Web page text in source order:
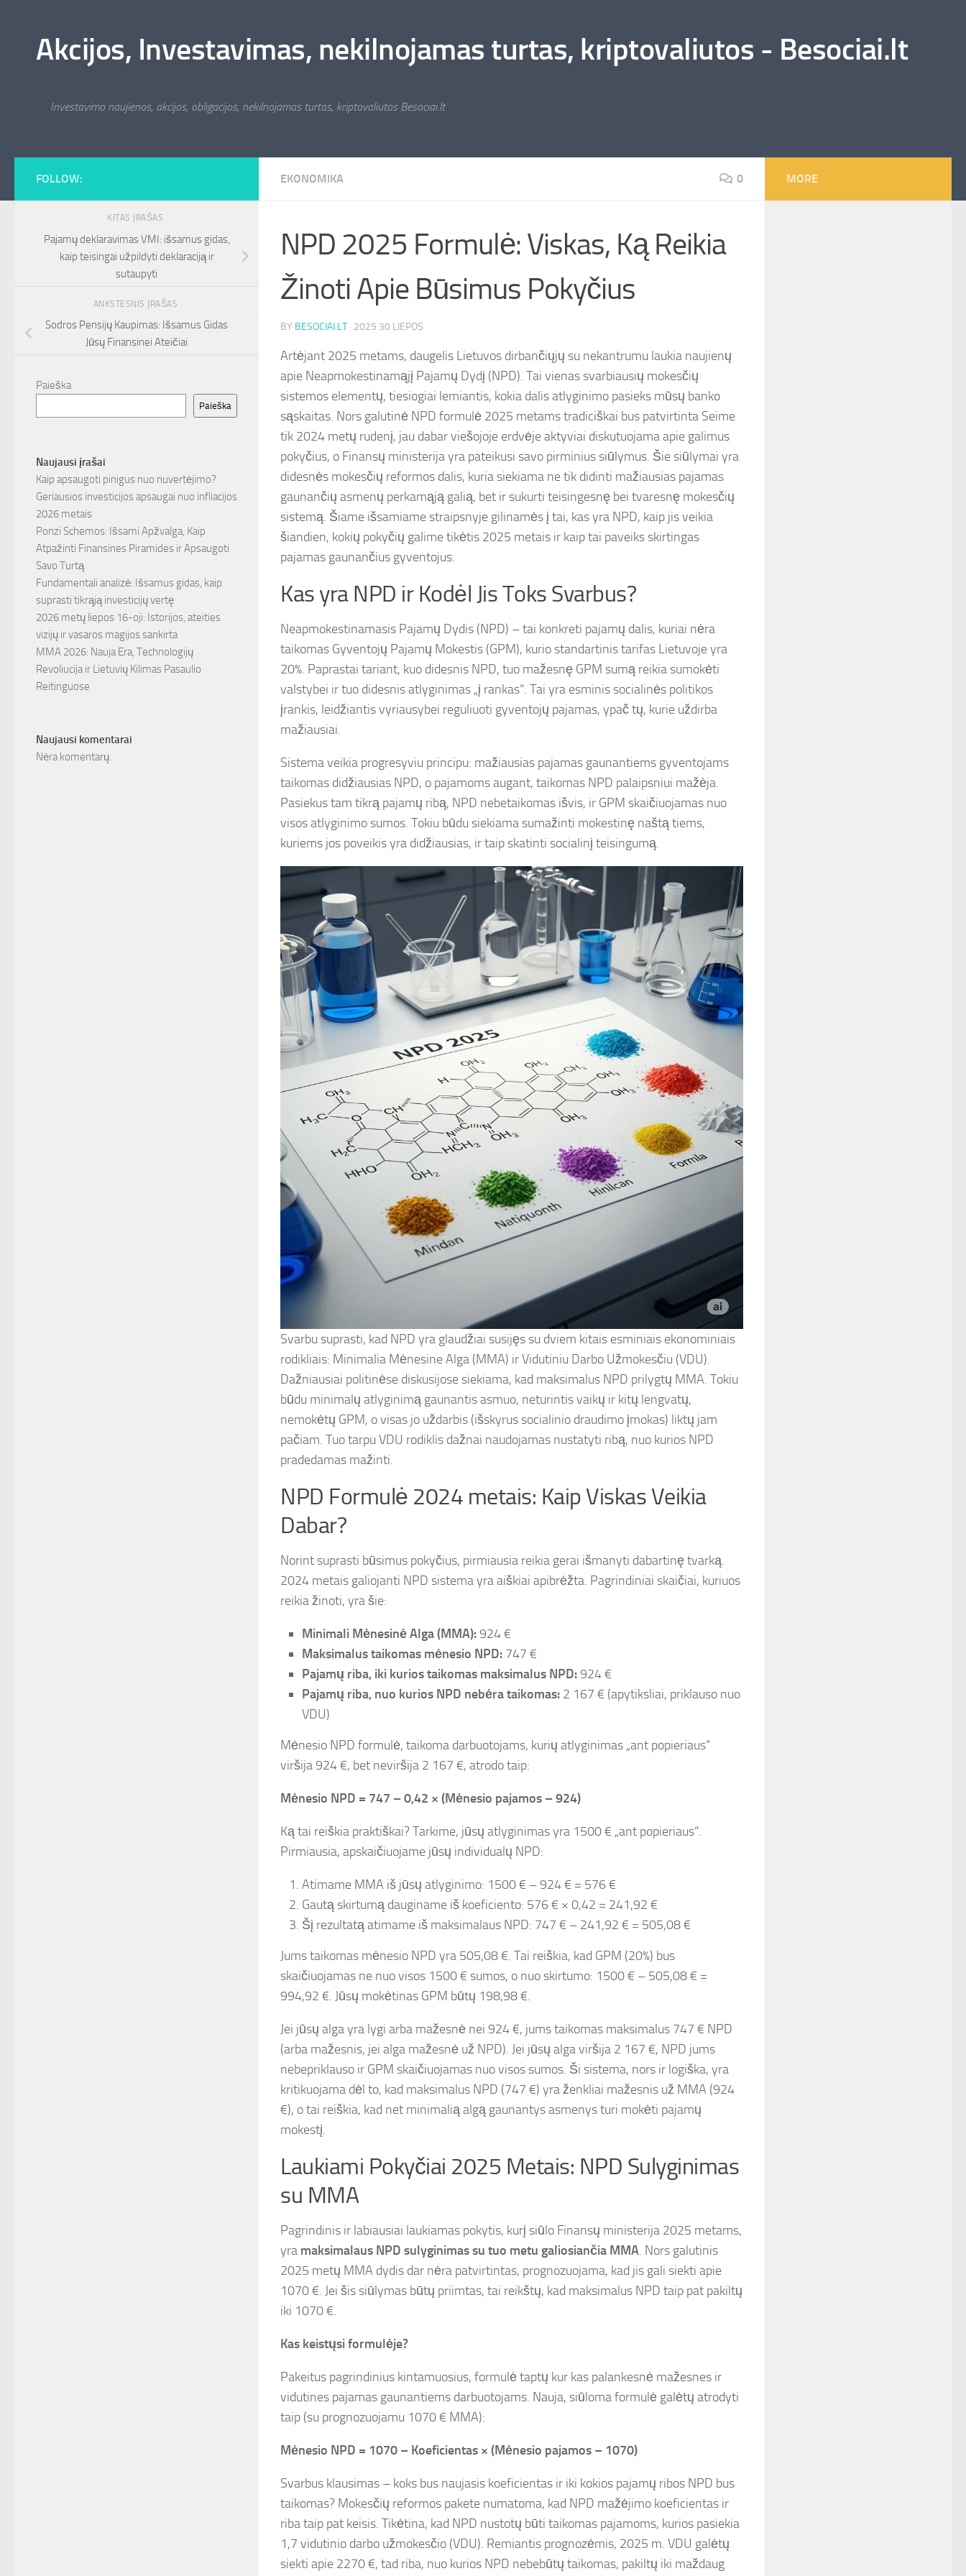
Akcijos, Investavimas, nekilnojamas turtas, kriptovaliutos - Besociai.lt
Investavimo naujienos, akcijos, obligacijos, nekilnojamas turtas, kriptovaliutos Besociai.lt
EKONOMIKA 0
NPD 2025 Formulė: Viskas, Ką Reikia
Žinoti Apie Būsimus Pokyčius
BY BESOCIAI.LT · 2025 30 LIEPOS
Artėjant 2025 metams, daugelis Lietuvos dirbančiųjų su nekantrumu laukia naujienų
apie Neapmokestinamąjį Pajamų Dydį (NPD). Tai vienas svarbiausių mokesčių
sistemos elementų, tiesiogiai lemiantis, kokia dalis atlyginimo pasieks mūsų banko
sąskaitas. Nors galutinė NPD formulė 2025 metams tradiciškai bus patvirtinta Seime
tik 2024 metų rudenį, jau dabar viešojoje erdvėje aktyviai diskutuojama apie galimus
pokyčius, o Finansų ministerija yra pateikusi savo pirminius siūlymus. Šie siūlymai yra
didesnės mokesčių reformos dalis, kuria siekiama ne tik didinti mažiausias pajamas
gaunančių asmenų perkamąją galią, bet ir sukurti teisingesnę bei tvaresnę mokesčių
sistemą. Šiame išsamiame straipsnyje gilinamės į tai, kas yra NPD, kaip jis veikia
šiandien, kokių pokyčių galime tikėtis 2025 metais ir kaip tai paveiks skirtingas
pajamas gaunančius gyventojus.
Kas yra NPD ir Kodėl Jis Toks Svarbus?
Neapmokestinamasis Pajamų Dydis (NPD) – tai konkreti pajamų dalis, kuriai nėra
taikomas Gyventojų Pajamų Mokestis (GPM), kurio standartinis tarifas Lietuvoje yra
20%. Paprastai tariant, kuo didesnis NPD, tuo mažesnę GPM sumą reikia sumokėti
valstybei ir tuo didesnis atlyginimas „į rankas“. Tai yra esminis socialinės politikos
įrankis, leidžiantis vyriausybei reguliuoti gyventojų pajamas, ypač tų, kurie uždirba
mažiausiai.
Sistema veikia progresyviu principu: mažiausias pajamas gaunantiems gyventojams
taikomas didžiausias NPD, o pajamoms augant, taikomas NPD palaipsniui mažėja.
Pasiekus tam tikrą pajamų ribą, NPD nebetaikomas išvis, ir GPM skaičiuojamas nuo
visos atlyginimo sumos. Tokiu būdu siekiama sumažinti mokestinę naštą tiems,
kuriems jos poveikis yra didžiausias, ir taip skatinti socialinį teisingumą.
Svarbu suprasti, kad NPD yra glaudžiai susijęs su dviem kitais esminiais ekonominiais
rodikliais: Minimalia Mėnesine Alga (MMA) ir Vidutiniu Darbo Užmokesčiu (VDU).
Dažniausiai politinėse diskusijose siekiama, kad maksimalus NPD prilygtų MMA. Tokiu
būdu minimalų atlyginimą gaunantis asmuo, neturintis vaikų ir kitų lengvatų,
nemokėtų GPM, o visas jo uždarbis (išskyrus socialinio draudimo įmokas) liktų jam
pačiam. Tuo tarpu VDU rodiklis dažnai naudojamas nustatyti ribą, nuo kurios NPD
pradedamas mažinti.
NPD Formulė 2024 metais: Kaip Viskas Veikia
Dabar?
Norint suprasti būsimus pokyčius, pirmiausia reikia gerai išmanyti dabartinę tvarką.
2024 metais galiojanti NPD sistema yra aiškiai apibrėžta. Pagrindiniai skaičiai, kuriuos
reikia žinoti, yra šie:
Minimali Mėnesinė Alga (MMA):924 €
Maksimalus taikomas mėnesio NPD: 747 €
Pajamų riba, iki kurios taikomas maksimalus NPD:924 €
Pajamų riba, nuo kurios NPD nebėra taikomas: 2 167 € (apytiksliai, priklauso nuo
VDU)
Mėnesio NPD formulė, taikoma darbuotojams, kurių atlyginimas „ant popieriaus“
viršija 924 €, bet neviršija 2 167 €, atrodo taip:
Mėnesio NPD = 747 – 0,42 × (Mėnesio pajamos – 924)
Ką tai reiškia praktiškai? Tarkime, jūsų atlyginimas yra 1500 € „ant popieriaus“.
Pirmiausia, apskaičiuojame jūsų individualų NPD:
Atimame MMA iš jūsų atlyginimo: 1500 € – 924 € = 576 €
Gautą skirtumą dauginame iš koeficiento: 576 € × 0,42 = 241,92 €
Šį rezultatą atimame iš maksimalaus NPD: 747 € – 241,92 € = 505,08 €
Jums taikomas mėnesio NPD yra 505,08 €. Tai reiškia, kad GPM (20%) bus
skaičiuojamas ne nuo visos 1500 € sumos, o nuo skirtumo: 1500 € – 505,08 € =
994,92 €. Jūsų mokėtinas GPM būtų 198,98 €.
Jei jūsų alga yra lygi arba mažesnė nei 924 €, jums taikomas maksimalus 747 € NPD
(arba mažesnis, jei alga mažesnė už NPD). Jei jūsų alga viršija 2 167 €, NPD jums
nebepriklauso ir GPM skaičiuojamas nuo visos sumos. Ši sistema, nors ir logiška, yra
kritikuojama dėl to, kad maksimalus NPD (747 €) yra ženkliai mažesnis už MMA (924
€), o tai reiškia, kad net minimalią algą gaunantys asmenys turi mokėti pajamų
mokestį.
Laukiami Pokyčiai 2025 Metais: NPD Sulyginimas
su MMA
Pagrindinis ir labiausiai laukiamas pokytis, kurį siūlo Finansų ministerija 2025 metams,
yra maksimalaus NPD sulyginimas su tuo metu galiosiančia MMA. Nors galutinis
2025 metų MMA dydis dar nėra patvirtintas, prognozuojama, kad jis gali siekti apie
1070 €. Jei šis siūlymas būtų priimtas, tai reikštų, kad maksimalus NPD taip pat pakiltų
iki 1070 €.
Kas keistųsi formulėje?
Pakeitus pagrindinius kintamuosius, formulė taptų kur kas palankesnė mažesnes ir
vidutines pajamas gaunantiems darbuotojams. Nauja, siūloma formulė galėtų atrodyti
taip (su prognozuojamu 1070 € MMA):
Mėnesio NPD = 1070 – Koeficientas × (Mėnesio pajamos – 1070)
Svarbus klausimas – koks bus naujasis koeficientas ir iki kokios pajamų ribos NPD bus
taikomas? Mokesčių reformos pakete numatoma, kad NPD mažėjimo koeficientas ir
riba taip pat keisis. Tikėtina, kad NPD nustotų būti taikomas pajamoms, kurios pasiekia
1,7 vidutinio darbo užmokesčio (VDU). Remiantis prognozėmis, 2025 m. VDU galėtų
siekti apie 2270 €, tad riba, nuo kurios NPD nebebūtų taikomas, pakiltų iki maždaug
FOLLOW:
KITAS ĮRAŠAS
Pajamų deklaravimas VMI: išsamus gidas,
kaip teisingai užpildyti deklaraciją ir
sutaupyti
ANKSTESNIS ĮRAŠAS
Sodros Pensijų Kaupimas: Išsamus Gidas
Jūsų Finansinei Ateičiai
Paieška
Paieška
Naujausi įrašai
Kaip apsaugoti pinigus nuo nuvertėjimo?
Geriausios investicijos apsaugai nuo infliacijos
2026 metais
Ponzi Schemos: Išsami Apžvalga, Kaip
Atpažinti Finansines Piramides ir Apsaugoti
Savo Turtą
Fundamentali analizė: Išsamus gidas, kaip
suprasti tikrąją investicijų vertę
2026 metų liepos 16-oji: Istorijos, ateities
vizijų ir vasaros magijos sankirta
MMA 2026: Nauja Era, Technologijų
Revoliucija ir Lietuvių Kilimas Pasaulio
Reitinguose
Naujausi komentarai
Nėra komentarų.
MORE